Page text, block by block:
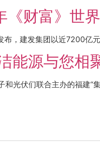
《财富》世
，建发集团以近7200亿
能源与您相
光伏们联合主办的福建“